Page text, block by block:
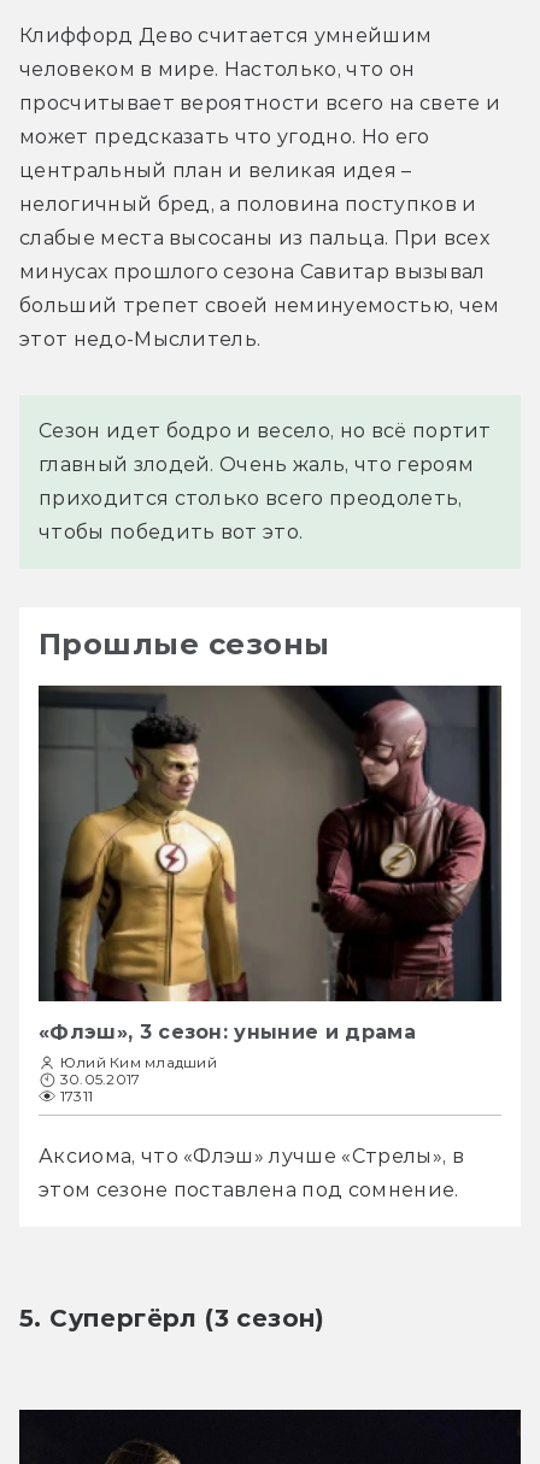
Клиффорд Дево считается умнейшим
человеком в мире. Настолько, что он
просчитывает вероятности всего на свете и
может предсказать что угодно. Но его
центральный план и великая идея –
нелогичный бред, а половина поступков и
слабые места высосаны из пальца. При всех
минусах прошлого сезона Савитар вызывал
больший трепет своей неминуемостью, чем
этот недо-Мыслитель.
Сезон идет бодро и весело, но всё портит
главный злодей. Очень жаль, что героям
приходится столько всего преодолеть,
чтобы победить вот это.
Прошлые сезоны
«Флэш», 3 сезон: уныние и драма
Юлий Ким младший
30.05.2017
17311
Аксиома, что «Флэш» лучше «Стрелы», в
этом сезоне поставлена под сомнение.
5. Супергёрл (3 сезон)